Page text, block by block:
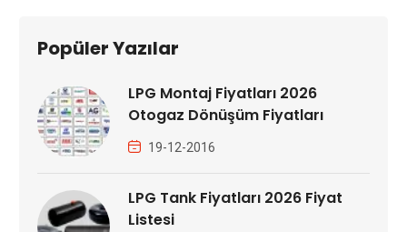
Popüler Yazılar
LPG Montaj Fiyatları 2026
Otogaz Dönüşüm Fiyatları
19-12-2016
LPG Tank Fiyatları 2026 Fiyat
Listesi